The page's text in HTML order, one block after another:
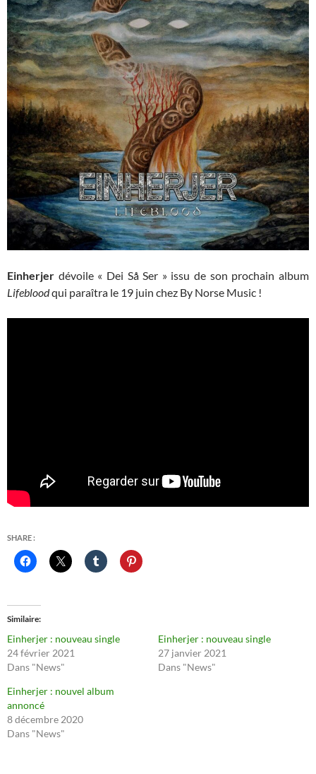
Einherjer dévoile « Dei Så Ser » issu de son prochain album
Lifebloodqui paraîtra le 19 juin chez By Norse Music !
SHARE :
Similaire
Einherjer : nouveau single
24 février 2021
Dans "News"
Einherjer : nouveau single
27 janvier 2021
Dans "News"
Einherjer : nouvel album
annoncé
8 décembre 2020
Dans "News"